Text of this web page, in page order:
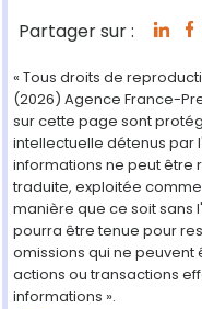
Partager sur :
« Tous droits de
(2026) Agence France-
sur cette page sont
intellectuelle détenus par
informations ne peut être
traduite, exploitée
manière que ce soit sans
pourra être tenue pour
omissions qui ne peuvent
actions ou transactions
informations ».